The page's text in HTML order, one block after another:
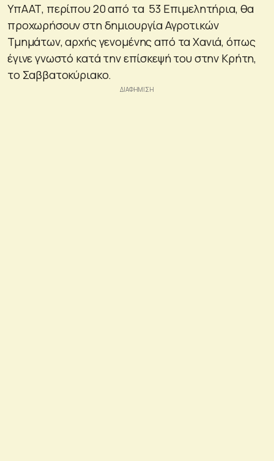
ΥπΑΑΤ, περίπου 20 από τα 53 Επιμελητήρια, θα
προχωρήσουν στη δημιουργία Αγροτικών
Τμημάτων, αρχής γενομένης από τα Χανιά, όπως
έγινε γνωστό κατά την επίσκεψή του στην Κρήτη,
το Σαββατοκύριακο.